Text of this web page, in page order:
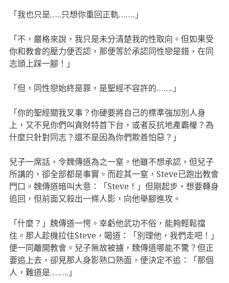
「我也只是…..只想你重回正軌…….」
「不，嚴格來說，我只是未分清楚我的性取向。但如果受
你和教會的壓力便否認，那便等於承認同性戀是錯，在同
志頭上踩一腳！」
「但，同性戀始終是罪，是聖經不容許的…….」
「你的聖經關我叉事？你硬要將自己的標準強加別人身
上，又不見你們叫貪財特首下台，或者反抗地產霸權？為
什麼只針對同志？還不是因為你們欺善怕惡？」
兒子一席話，令魏傳道為之一窒。他雖不想承認，但兒子
所講的，卻全部都是事實。而趁其一窒，Steve已跑出教會
門口。魏傳道暗叫大意：「Steve！」但剛起步，想要轉身
追回，但前面又殺出一條人影，向他舉腳進攻。
「什麼？」魏傳道一愕。幸虧他武功不俗，能夠輕鬆擋
住。那人趁機拉住Steve，喝道：「別理他，我們走吧！」
便一同離開教會。兒子無故被擄，魏傳道哪能不驚？但正
要追上去，卻見那人身影熟口熟面，便決定不追：「那個
人，難道是……..」